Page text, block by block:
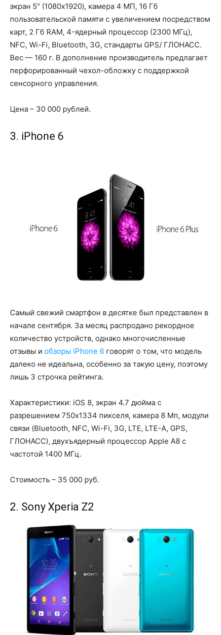
экран 5" (1080x1920), камера 4 МП, 16 Гб
пользовательской памяти с увеличением посредством
карт, 2 Гб RAM, 4-ядерный процессор (2300 МГц),
NFC, Wi-Fi, Bluetooth, 3G, стандарты GPS/ ГЛОНАСС.
Вес — 160 г. В дополнение производитель предлагает
перфорированный чехол-обложку с поддержкой
сенсорного управления.
Цена – 30 000 рублей.
3. iPhone 6
Самый свежий смартфон в десятке был представлен в
начале сентября. За месяц распродано рекордное
количество устройств, однако многочисленные
отзывы и обзоры iPhone 6 говорят о том, что модель
далеко не идеальна, особенно за такую цену, поэтому
лишь 3 строчка рейтинга.
Характеристики: iOS 8, экран 4.7 дюйма с
разрешением 750х1334 пикселя, камера 8 Мп, модули
связи (Bluetooth, NFC, Wi-Fi, 3G, LTE, LTE-A, GPS,
ГЛОНАСС), двухъядерный процессор Apple A8 с
частотой 1400 МГц.
Стоимость – 35 000 руб.
2. Sony Xperia Z2